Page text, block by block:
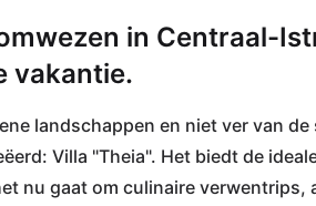
in Centraal-
vakantie.
landschappen en niet ver van
Villa "Theia". Het biedt de
nu gaat om culinaire